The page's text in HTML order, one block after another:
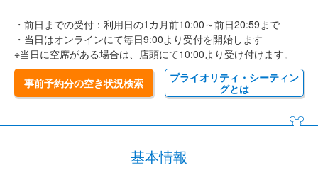
・前日までの受付：利用日の1カ月前10:00～前日20:59まで
・当日はオンラインにて毎日9:00より受付を開始します
※当日に空席がある場合は、店頭にて10:00より受け付けます。
事前予約分の空き状況検索
プライオリティ・シーティン
グとは
基本情報